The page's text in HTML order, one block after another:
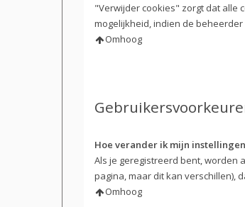
"Verwijder cookies" zorgt dat alle
mogelijkheid, indien de
Omhoog
Hoe verander ik mijn
Als je geregistreerd bent, worden
pagina, maar dit kan verschillen),
Omhoog